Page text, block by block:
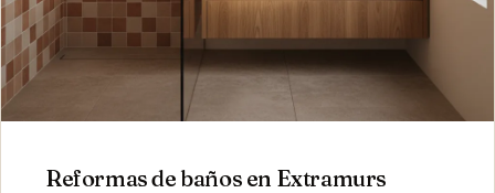
Reformas de baños en Extramurs